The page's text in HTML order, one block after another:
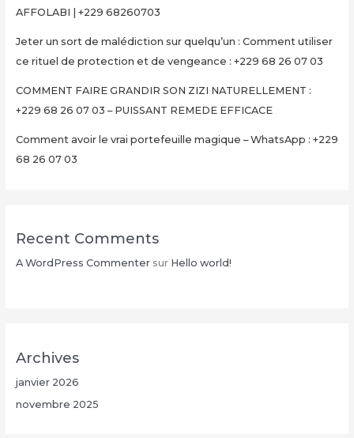
AFFOLABI | +229 68260703
Jeter un sort de malédiction sur quelqu’un : Comment utiliser
ce rituel de protection et de vengeance : +229 68 26 07 03
COMMENT FAIRE GRANDIR SON ZIZI NATURELLEMENT :
+229 68 26 07 03 – PUISSANT REMEDE EFFICACE
Comment avoir le vrai portefeuille magique – WhatsApp : +229
68 26 07 03
Recent Comments
A WordPress Commentersur Hello world!
Archives
janvier 2026
novembre 2025